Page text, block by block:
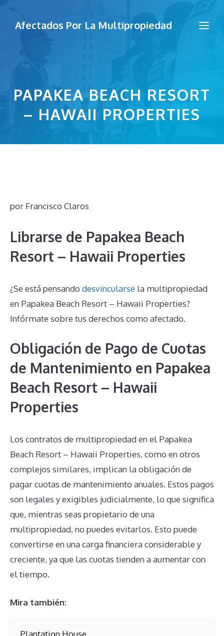
Afectados Por La Multipropiedad
PAPAKEA BEACH RESORT
– HAWAII PROPERTIES
por Francisco Claros
Librarse de Papakea Beach
Resort – Hawaii Properties
¿Se está pensando desvincularse la multipropiedad
en Papakea Beach Resort – Hawaii Properties?
Infórmate sobre tus derechos como afectado.
Obligación de Pago de Cuotas
de Mantenimiento en Papakea
Beach Resort – Hawaii
Properties
Los contratos de multipropiedad en el Papakea
Beach Resort – Hawaii Properties, como en otros
complejos similares, implican la obligación de
pagar cuotas de mantenimiento anuales. Estos pagos
son legales y exigibles judicialmente, lo que significa
que, mientras seas propietario de una
multipropiedad, no puedes evitarlos. Esto puede
convertirse en una carga financiera considerable y
creciente, ya que las cuotas tienden a aumentar con
el tiempo.
Mira también:
Plantation House